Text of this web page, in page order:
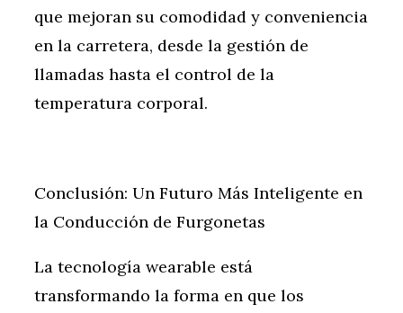
que mejoran su comodidad y conveniencia
en la carretera, desde la gestión de
llamadas hasta el control de la
temperatura corporal.
Conclusión: Un Futuro Más Inteligente en
la Conducción de Furgonetas
La tecnología wearable está
transformando la forma en que los